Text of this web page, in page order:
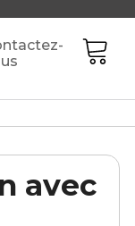
avec